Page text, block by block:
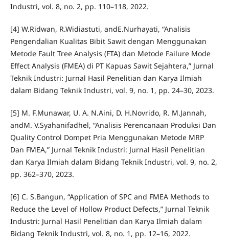
Industri, vol. 8, no. 2, pp. 110–118, 2022.
[4] W.Ridwan, R.Widiastuti, andE.Nurhayati, “Analisis
Pengendalian Kualitas Bibit Sawit dengan Menggunakan
Metode Fault Tree Analysis (FTA) dan Metode Failure Mode
Effect Analysis (FMEA) di PT Kapuas Sawit Sejahtera,” Jurnal
Teknik Industri: Jurnal Hasil Penelitian dan Karya Ilmiah
dalam Bidang Teknik Industri, vol. 9, no. 1, pp. 24–30, 2023.
[5] M. F.Munawar, U. A. N.Aini, D. H.Novrido, R. M.Jannah,
andM. V.Syahanifadhel, “Analisis Perencanaan Produksi Dan
Quality Control Dompet Pria Menggunakan Metode MRP
Dan FMEA,” Jurnal Teknik Industri: Jurnal Hasil Penelitian
dan Karya Ilmiah dalam Bidang Teknik Industri, vol. 9, no. 2,
pp. 362–370, 2023.
[6] C. S.Bangun, “Application of SPC and FMEA Methods to
Reduce the Level of Hollow Product Defects,” Jurnal Teknik
Industri: Jurnal Hasil Penelitian dan Karya Ilmiah dalam
Bidang Teknik Industri, vol. 8, no. 1, pp. 12–16, 2022.